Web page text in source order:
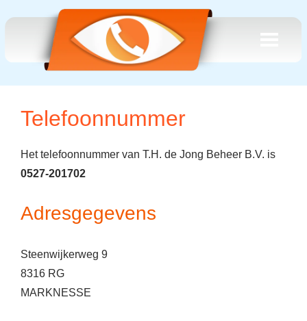
Telefoonnummer
Het telefoonnummer van T.H. de Jong Beheer B.V. is
0527-201702
Adresgegevens
Steenwijkerweg 9
8316 RG
MARKNESSE